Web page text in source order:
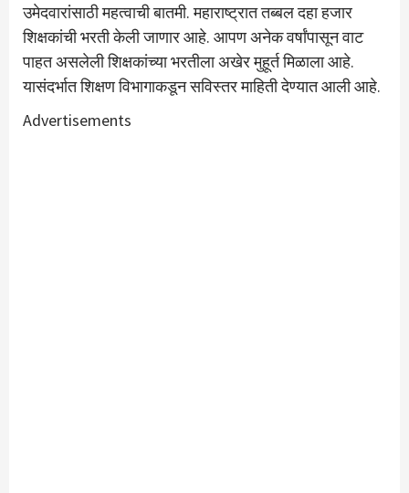
उमेदवारांसाठी महत्वाची बातमी. महाराष्ट्रात तब्बल दहा हजार
शिक्षकांची भरती केली जाणार आहे. आपण अनेक वर्षांपासून वाट
पाहत असलेली शिक्षकांच्या भरतीला अखेर मुहूर्त मिळाला आहे.
यासंदर्भात शिक्षण विभागाकडून सविस्तर माहिती देण्यात आली आहे.
Advertisements